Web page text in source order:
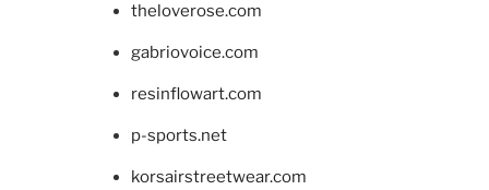
theloverose.com
gabriovoice.com
resinflowart.com
p-sports.net
korsairstreetwear.com